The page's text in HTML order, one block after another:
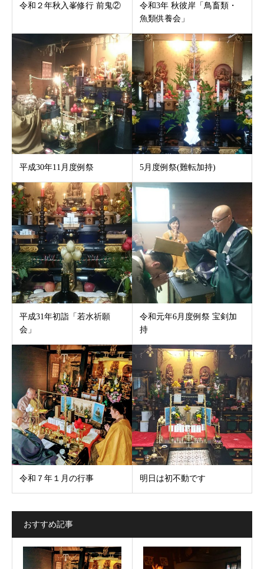
令和２年秋入峯修行 前鬼②
令和3年 秋彼岸「鳥畜類・
魚類供養会」
平成30年11月度例祭 5月度例祭(難転加持)
平成31年初詣「若水祈願
会」
令和元年6月度例祭 宝剣加
持
令和７年１月の行事 明日は初不動です
おすすめ記事